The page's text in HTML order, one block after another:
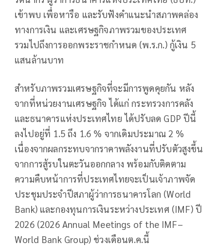
เข้าพบ เพื่อหารือ และรับฟังคำแนะนำสภาพคล่อง
ทางการเงิน และเศรษฐกิจภาพรวมของประเทศ
รวมไปถึงการออกพระราชกำหนด (พ.ร.ก.) กู้เงิน 5
แสนล้านบาท
สำหรับภาพรวมเศรษฐกิจที่จะมีการพูดคุยกัน หลัง
จากที่หน่วยงานเศรษฐกิจ ได้แก่ กระทรวงการคลัง
และธนาคารแห่งประเทศไทย ได้ปรับลด GDP ปีนี้
ลงไปอยู่ที่ 1.5 ถึง 1.6 % จากเดิมประมาณ 2 %
เนื่องจากผลกระทบจากราคาพลังงานที่ปรับตัวสูงขึ้น
จากการสู้รบในตะวันออกกลาง พร้อมกับติดตาม
ความคืบหน้าการที่ประเทศไทยจะเป็นเจ้าภาพจัด
ประชุมประจำปีสภาผู้ว่าการธนาคารโลก (World
Bank) และกองทุนการเงินระหว่างประเทศ (IMF) ปี
2026 (2026 Annual Meetings of the IMF–
World Bank Group) ช่วงเดือนต.ค.นี้